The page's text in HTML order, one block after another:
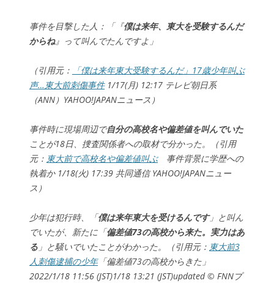
事件を目撃した人：「『僕は来年、東大を受験するんだ
からね』って叫んでたんですよ」
（引用元：
「僕は来年東大受験するんだ」17歳少年叫ぶ
声…東大前刺傷事件1/17(月) 12:17 テレビ朝日系
（ANN）YAHOO!JAPANニュース）
事件時に現場周辺で自分の高校名や偏差値を叫んでいた
ことが18日、捜査関係者への取材で分かった。（引用
元： 東大前で高校名や偏差値叫ぶ事件背景に学歴への
執着か 1/18(火) 17:39 共同通信 YAHOO!JAPANニュー
ス）
少年は犯行時、「僕は来年東大を受けるんです」と叫ん
でいたが、新たに「偏差値73の高校から来た。実力はあ
る 」と騒いでいたことがわかった。（引用元： 東大前3
人刺傷逮捕の少年「偏差値73の高校からきた」
2022/1/18 11:56 (JST)1/18 13:21 (JST)updated © FNNプ